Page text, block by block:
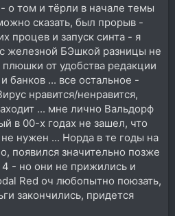
о том и тёрли в начале темы
сказать, был прорыв -
процев и запуск синта - я
железной БЭшкой разницы не
от удобства редакции
банков ... все остальное -
нравится/ненравится,
... мне лично Вальдорф
в 00-х годах не зашел, что
нужен ... Норда в те годы на
появился значительно позже
- но они не прижились и
Red оч любопытно поюзать,
закончились, придется